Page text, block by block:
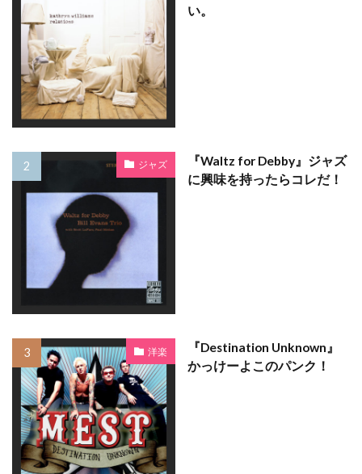
い。
ジャズ
『Waltz for Debby』ジャズ
に興味を持ったらコレだ！
洋楽
『Destination Unknown』
かっけーよこのパンク！